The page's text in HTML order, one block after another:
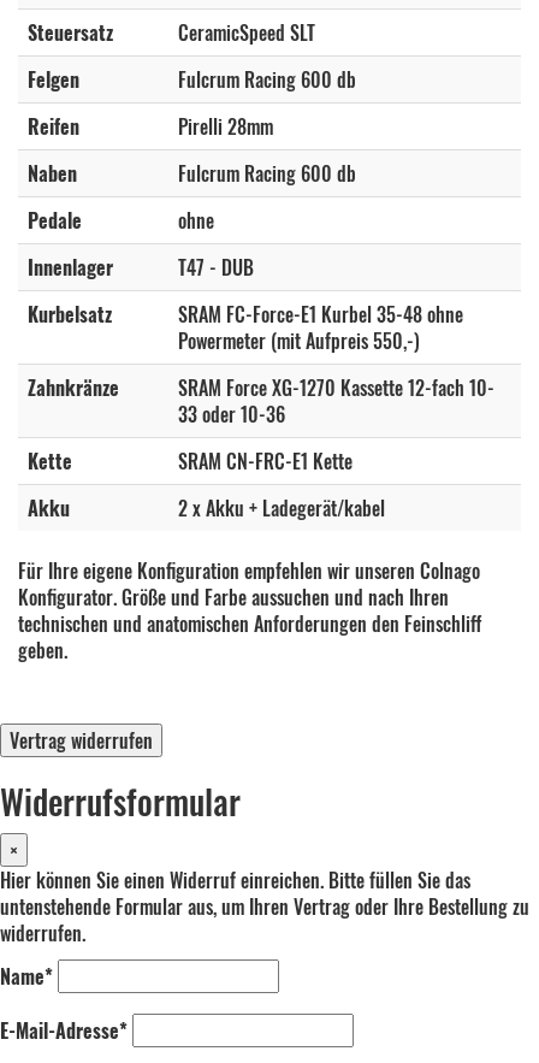
Steuersatz
CeramicSpeed SLT
Felgen
Fulcrum Racing 600 db
Reifen
Pirelli 28mm
Naben
Fulcrum Racing 600 db
Pedale
ohne
Innenlager
T47 - DUB
Kurbelsatz
SRAM FC-Force-E1 Kurbel 35-48 ohne
Powermeter (mit Aufpreis 550,-)
Zahnkränze
SRAM Force XG-1270 Kassette 12-fach 10-
33 oder 10-36
Kette
SRAM CN-FRC-E1 Kette
Akku
2 x Akku + Ladegerät/kabel
Für Ihre eigene Konfiguration empfehlen wir unseren Colnago
Konfigurator. Größe und Farbe aussuchen und nach Ihren
technischen und anatomischen Anforderungen den Feinschliff
geben.
Vertrag widerrufen
Widerrufsformular
×
Hier können Sie einen Widerruf einreichen. Bitte füllen Sie das
untenstehende Formular aus, um Ihren Vertrag oder Ihre Bestellung zu
widerrufen.
Name*
E-Mail-Adresse*